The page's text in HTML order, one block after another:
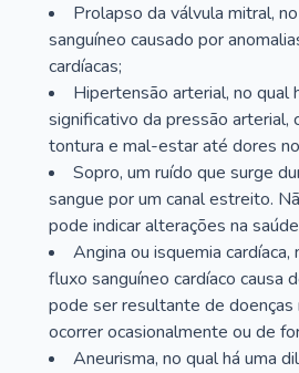
Prolapso da válvula mitral,
sanguíneo causado por
cardíacas;
Hipertensão arterial, no qual
significativo da pressão arterial,
tontura e mal-estar até dores
Sopro, um ruído que surge
sangue por um canal estreito.
pode indicar alterações na
Angina ou isquemia
fluxo sanguíneo cardíaco causa
pode ser resultante de doenças
ocorrer ocasionalmente ou de
Aneurisma, no qual há uma